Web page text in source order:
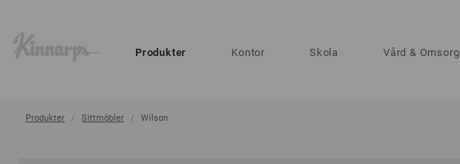
Produkter Kontor Skola Vård & Omsorg
Produkter Sittmöbler Wilson